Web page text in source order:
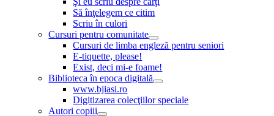
Să înţelegem ce citim
Scriu în culori
Cursuri pentru comunitate
Cursuri de limba engleză pentru seniori
E-tiquette, please!
Exist, deci mi-e foame!
Biblioteca în epoca digitală
www.bjiasi.ro
Digitizarea colecţiilor speciale
Autori copiii